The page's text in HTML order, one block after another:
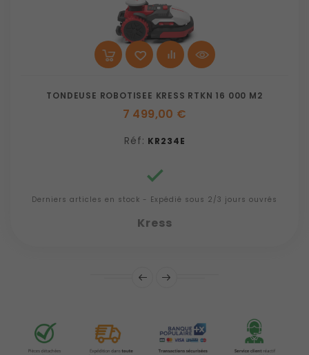
TONDEUSE ROBOTISEE KRESS RTKN 16 000 M2
7 499,00 €
Réf: KR234E

Derniers articles en stock - Expédié sous 2/3 jours ouvrés
Kress